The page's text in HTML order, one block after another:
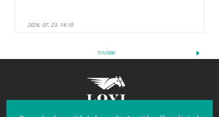
2026. 07. 23. 14:10
TOVÁBB